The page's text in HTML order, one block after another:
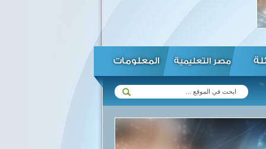
مصر التعليمية المعلومات